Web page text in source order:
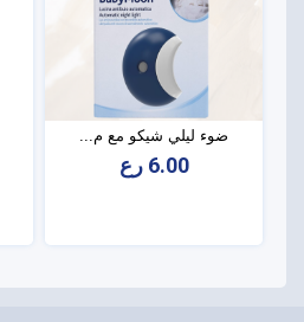
ضوء ليلي شيكو مع م...
6.00 رع